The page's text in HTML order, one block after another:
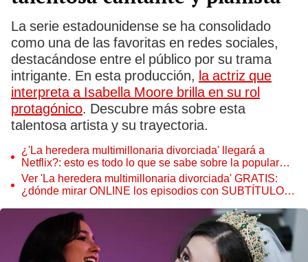
La serie estadounidense se ha consolidado
como una de las favoritas en redes sociales,
destacándose entre el público por su trama
intrigante. En esta producción, la actriz que
interpreta a Isabella Moore brilla en su rol
protagónico. Descubre más sobre esta
talentosa artista y su trayectoria.
¿'La heredera multimillonaria divorciada' llegará a
Netflix?: esto es todo lo que se sabe sobre la popular
serie
Ver 'La heredera multimillonaria divorciada' GRATIS:
¿dónde mirar ONLINE los episodios con SUBTÍTULOS